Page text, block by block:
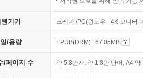
원기기 크레마 /PC(윈도우 - 4K 모니터
/용량 EPUB(DRM) | 67.05MB
/페이지 수 약 5.8만자, 약 1.8만 단어, A4 약